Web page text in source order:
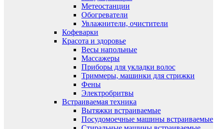
Метеостанции
Обогреватели
Увлажнители, очистители
Кофеварки
Красота и здоровье
Весы напольные
Массажеры
Приборы для укладки волос
Триммеры, машинки для стрижки
Фены
Электробритвы
Встраиваемая техника
Вытяжки встраиваемые
Посудомоечные машины встраиваемые